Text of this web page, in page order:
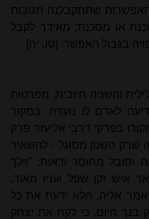
האפשרות שתתקבלנה תגובות
או מסכנת; מאידך לקבל
בגבול האפשר. [טו, יח]
והשניה חיובית, מפרטות
לאדם לו נועדה. במקור
בפרקי דרבי אליעזר פרק
שרק השטן מסוגל - להשאיר
וסובל מחוסר ודאות: "וילך
איש זקן שפל ועניו מאוד,
אליה, הלא ידעת את כל
היום, כי לקח את יצחק